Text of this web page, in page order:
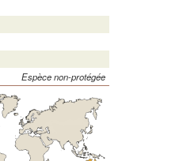
Espèce non-protégée